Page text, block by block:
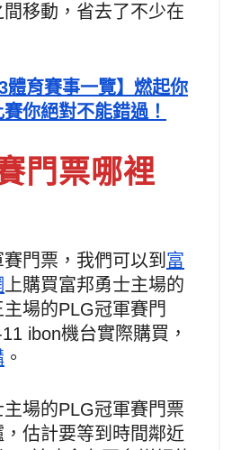
移動，省去了不少在
體育賽事一覽】燃起你
你絕對不能錯過！
門票哪裡
賽門票，我們可以到 富
上購買富邦勇士主場的
場的PLG冠軍賽門
ibon機台實際購買，
。
場的PLG冠軍賽門票
估計要等到時間鄰近